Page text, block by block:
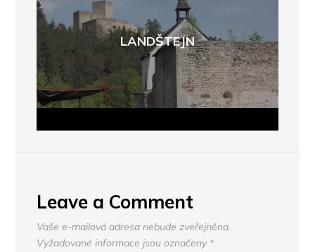
LANDŠTEJN
Leave a Comment
Vaše e-mailová adresa nebude zveřejněna.
Vyžadované informace jsou označeny *